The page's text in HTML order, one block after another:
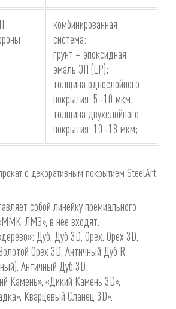
комбинированная
система:
грунт + эпоксидная
эмаль ЭП (EP);
толщина однослойного
покрытия: 5–10 мкм;
толщина двухслойного
покрытия: 10–18 мкм;
с декоративным покрытием SteelArt
собой линейку премиального
ЛМЗ», в неё входят:
Дуб, Дуб 3D, Орех, Орех 3D,
Орех 3D, Античный Дуб R
Античный Дуб 3D;
Камень», «Дикий Камень 3D»,
Кварцевый Сланец 3D».